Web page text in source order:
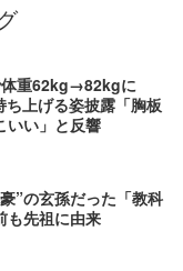
体重62kg→82kgに
上げる姿披露「胸板
いい」と反響
”の玄孫だった「教科
も先祖に由来